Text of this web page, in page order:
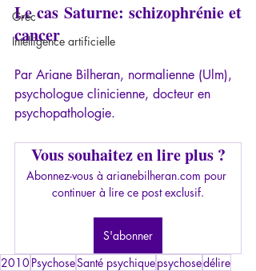
Grec
Intelligence artificielle
Le cas Saturne: schizophrénie et
cancer
Par Ariane Bilheran, normalienne (Ulm),
psychologue clinicienne, docteur en
psychopathologie.
Vous souhaitez en lire plus ?
Abonnez-vous à arianebilheran.com pour
continuer à lire ce post exclusif.
S'abonner
2010 PsychoseSanté psychiquepsychosedélire